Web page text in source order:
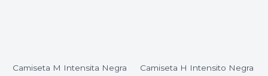
Camiseta M Intensita Negra Camiseta H Intensito Negra